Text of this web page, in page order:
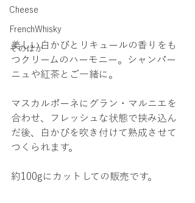
Cheese
FrenchWhisky
そのほか
美しい白かびとリキュールの香りをも
つクリームのハーモニー。シャンパー
ニュや紅茶とご一緒に。
マスカルポーネにグラン・マルニエを
合わせ、フレッシュな状態で挟み込ん
だ後、白かびを吹き付けて熟成させて
つくられます。
約100gにカットしての販売です。